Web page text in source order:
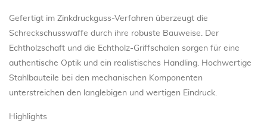
Gefertigt im Zinkdruckguss-Verfahren überzeugt die
Schreckschusswaffe durch ihre robuste Bauweise. Der
Echtholzschaft und die Echtholz-Griffschalen sorgen für eine
authentische Optik und ein realistisches Handling. Hochwertige
Stahlbauteile bei den mechanischen Komponenten
unterstreichen den langlebigen und wertigen Eindruck.
Highlights